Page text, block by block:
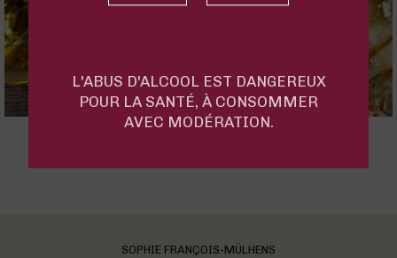
SOPHIE FRANÇOIS-MÜLHENS
L'ABUS D'ALCOOL EST DANGEREUX
POUR LA SANTÉ, À CONSOMMER
AVEC MODÉRATION.